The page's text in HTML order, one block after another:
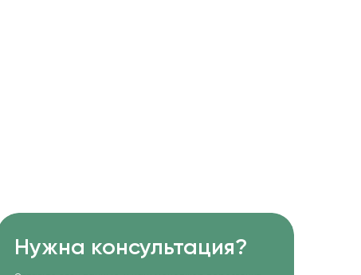
Нужна консультация?